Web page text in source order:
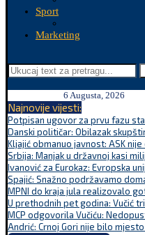
Sport
Marketing
6 Augusta, 2026
Najnovije vijesti:
Potpisan ugovor za prvu fazu
Danski političar: Obilazak
Kljajić obmanuo javnost: ASK
Srbija: Manjak u državnoj kasi
Ivanović za Eurokaz: Evropska
Spajić: Snažno podržavamo
MPNI do kraja jula realizovalo
U prethodnih pet godina: Vučić
MCP odgovorila Vučiću:
Andrić: Crnoj Gori nije bilo